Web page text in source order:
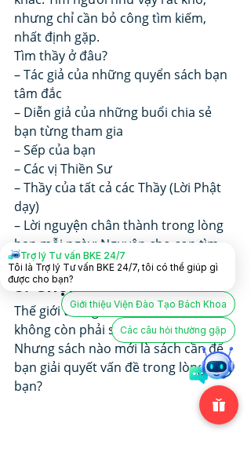
nhưng chỉ cần bỏ công tìm kiếm,
nhất định gặp.
Tìm thầy ở đâu?
– Tác giả của những quyển sách bạn
tâm đắc
– Diễn giả của những buổi chia sẻ
bạn từng tham gia
– Sếp của bạn
– Các vị Thiền Sư
– Thầy của tất cả các Thầy (Lời Phật
dạy)
– Lời nguyện chân thành trong lòng
bạn mỗi ngày: Nguyện cho con tìm
được vị thầy Hiền Trí.
3. Chọn sách mà đọc
Thế giới thông tin ngày nay, bạn
không còn phải sợ thiếu sách để đọc.
Nhưng sách nào mới là sách cần để
bạn giải quyết vấn đề trong lòng
bạn?
Trợ lý Tư vấn BKE 24/7
Tôi là Trợ lý Tư vấn BKE 24/7, tôi có thể giúp gì
được cho bạn?
Giới thiệu Viện Đào Tạo Bách Khoa
Các câu hỏi thường gặp